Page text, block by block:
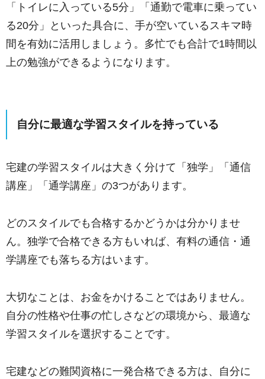
「トイレに入っている5分」「通勤で電車に乗ってい
る20分」といった具合に、手が空いているスキマ時
間を有効に活用しましょう。多忙でも合計で1時間以
上の勉強ができるようになります。
自分に最適な学習スタイルを持っている
宅建の学習スタイルは大きく分けて「独学」「通信
講座」「通学講座」の3つがあります。
どのスタイルでも合格するかどうかは分かりませ
ん。独学で合格できる方もいれば、有料の通信・通
学講座でも落ちる方はいます。
大切なことは、お金をかけることではありません。
自分の性格や仕事の忙しさなどの環境から、最適な
学習スタイルを選択することです。
宅建などの難関資格に一発合格できる方は、自分に